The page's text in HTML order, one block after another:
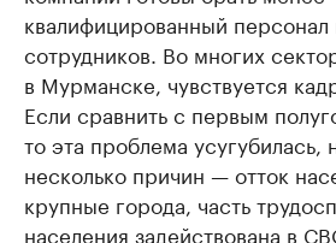
квалифицированный персонал
сотрудников. Во многих
в Мурманске, чувствуется
Если сравнить с первым
то эта проблема усугубилась,
несколько причин — отток
крупные города, часть
населения задействована в